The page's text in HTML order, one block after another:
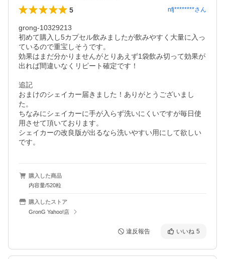
5 nfj********さん
grong-10329213
初めて購入し5カプセル飲みましたが飲みやすく大量に入っ
ているので重宝しそうです。
効果はまだ分かりませんがとりあえず1袋飲み切って効果が
出れば間違いなくリピート確定です！
追記
おまけのシェイカー届きました！ありがとうございまし
た。
ちなみにシェイカーに手が入らず洗いにくいですが毎日使
用させて頂いております。
シェイカーの改良版が出るなら洗いやすい用にして欲しい
です。
購入した商品
内容量/520粒
購入したストア
GronG Yahoo!店
違反報告 いいね 5